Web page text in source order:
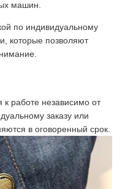
машин.
по индивидуальному
которые позволяют
к работе независимо от
заказу или
в оговоренный срок.